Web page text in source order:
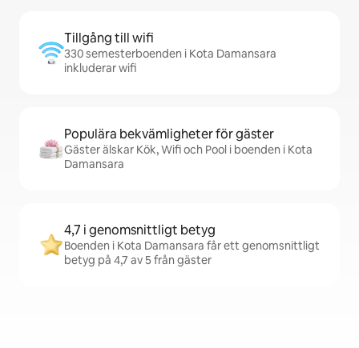
Tillgång till wifi
330 semesterboenden i Kota Damansara
inkluderar wifi
Populära bekvämligheter för gäster
Gäster älskar Kök, Wifi och Pool i boenden i Kota
Damansara
4,7 i genomsnittligt betyg
Boenden i Kota Damansara får ett genomsnittligt
betyg på 4,7 av 5 från gäster